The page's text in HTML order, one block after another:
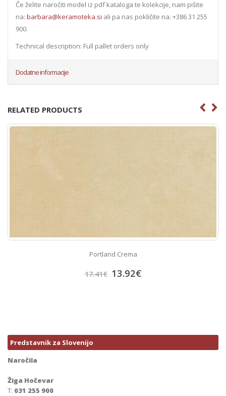
Če želite naročiti model iz pdf kataloga te kolekcije, nam pišite
na: barbara@keramoteka.si ali pa nas pokličite na: +386 31 255
900.
Technical description: Full pallet orders only
Dodatne informacije
RELATED PRODUCTS
Portland Crema
17.41€ 13.92€
Predstavnik za Slovenijo
Naročila
Žiga Hočevar
T: 031 255 900